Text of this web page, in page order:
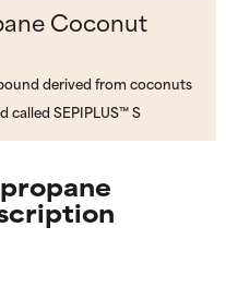
Coconut
derived from coconuts
SEPIPLUS™ S